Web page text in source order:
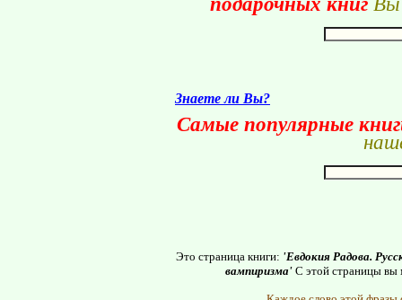
Знаете ли Вы?
Самые популярные
Это страница книги: 'Евдокия Радова.
вампиризма' С этой страницы вы